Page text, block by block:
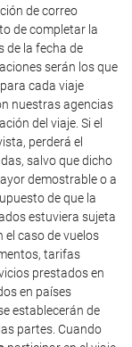
de correo
de completar la
de la fecha de
serán los que
cada viaje
nuestras agencias
del viaje. Si el
perderá el
salvo que dicho
demostrable o a
de que la
estuviera sujeta
el caso de vuelos
tarifas
prestados en
en países
establecerán de
partes. Cuando